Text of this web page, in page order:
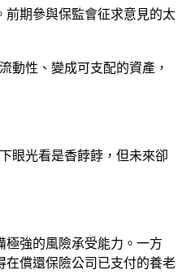
前期參與保監會征求意見的太
動性、變成可支配的資產，
眼光看是香餑餑，但未來卻
強的風險承受能力。一方
在償還保險公司已支付的養老